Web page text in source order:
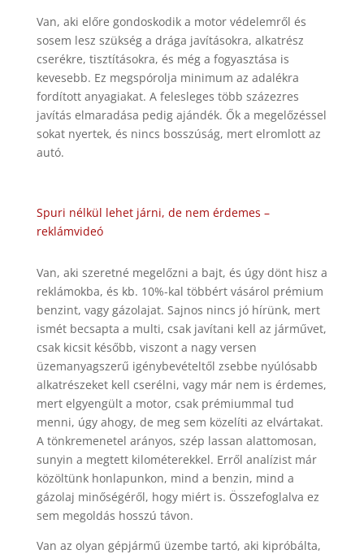
Van, aki előre gondoskodik a motor védelemről és
sosem lesz szükség a drága javításokra, alkatrész
cserékre, tisztításokra, és még a fogyasztása is
kevesebb. Ez megspórolja minimum az adalékra
fordított anyagiakat. A felesleges több százezres
javítás elmaradása pedig ajándék. Ők a megelőzéssel
sokat nyertek, és nincs bosszúság, mert elromlott az
autó.
Spuri nélkül lehet járni, de nem érdemes –
reklámvideó
Van, aki szeretné megelőzni a bajt, és úgy dönt hisz a
reklámokba, és kb. 10%-kal többért vásárol prémium
benzint, vagy gázolajat. Sajnos nincs jó hírünk, mert
ismét becsapta a multi, csak javítani kell az járművet,
csak kicsit később, viszont a nagy versen
üzemanyagszerű igénybevételtől zsebbe nyúlósabb
alkatrészeket kell cserélni, vagy már nem is érdemes,
mert elgyengült a motor, csak prémiummal tud
menni, úgy ahogy, de meg sem közelíti az elvártakat.
A tönkremenetel arányos, szép lassan alattomosan,
sunyin a megtett kilométerekkel. Erről analízist már
közöltünk honlapunkon, mind a benzin, mind a
gázolaj minőségéről, hogy miért is. Összefoglalva ez
sem megoldás hosszú távon.
Van az olyan gépjármű üzembe tartó, aki kipróbálta,